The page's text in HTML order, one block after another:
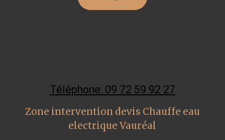
Téléphone: 09 72 59 92 27
Zone intervention devis Chauffe eau
electrique Vauréal